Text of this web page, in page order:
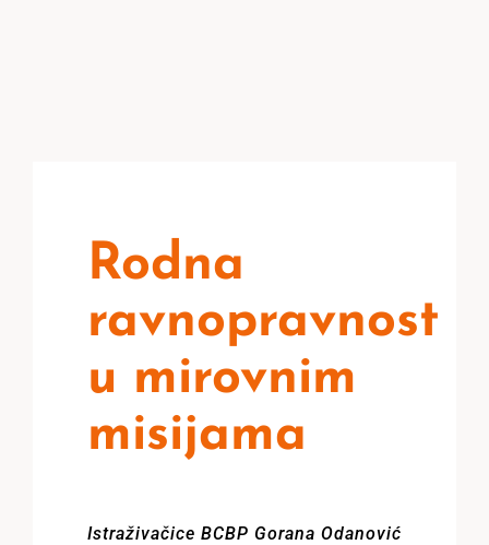
Rodna
ravnopravnost
u mirovnim
misijama
Istraživačice BCBP Gorana Odanović